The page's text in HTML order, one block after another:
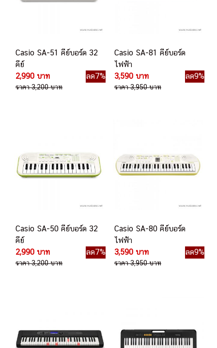
Casio SA-51 คีย์บอร์ด 32
คีย์
2,990 บาท
ลด7%
ราคา 3,200 บาท
Casio SA-81 คีย์บอร์ด
ไฟฟ้า
3,590 บาท
ลด9%
ราคา 3,950 บาท
Casio SA-50 คีย์บอร์ด 32
คีย์
2,990 บาท
ลด7%
ราคา 3,200 บาท
Casio SA-80 คีย์บอร์ด
ไฟฟ้า
3,590 บาท
ลด9%
ราคา 3,950 บาท